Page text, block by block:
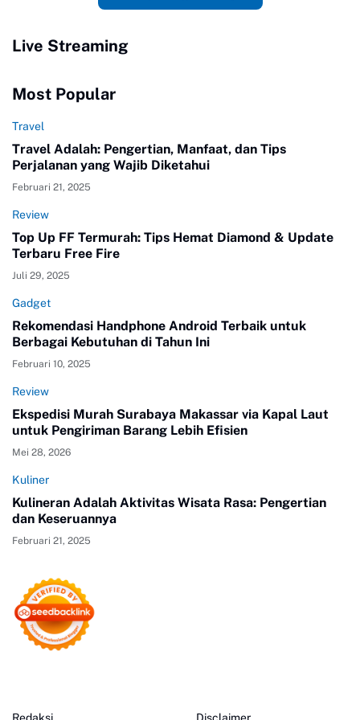
Live Streaming
Most Popular
Travel
Travel Adalah: Pengertian, Manfaat, dan Tips
Perjalanan yang Wajib Diketahui
Februari 21, 2025
Review
Top Up FF Termurah: Tips Hemat Diamond & Update
Terbaru Free Fire
Juli 29, 2025
Gadget
Rekomendasi Handphone Android Terbaik untuk
Berbagai Kebutuhan di Tahun Ini
Februari 10, 2025
Review
Ekspedisi Murah Surabaya Makassar via Kapal Laut
untuk Pengiriman Barang Lebih Efisien
Mei 28, 2026
Kuliner
Kulineran Adalah Aktivitas Wisata Rasa: Pengertian
dan Keseruannya
Februari 21, 2025
Redaksi Disclaimer